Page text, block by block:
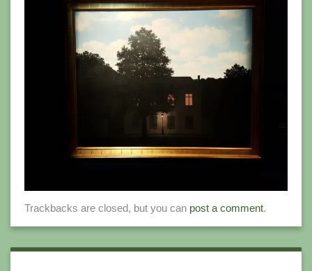
Trackbacks are closed, but you can post a comment.